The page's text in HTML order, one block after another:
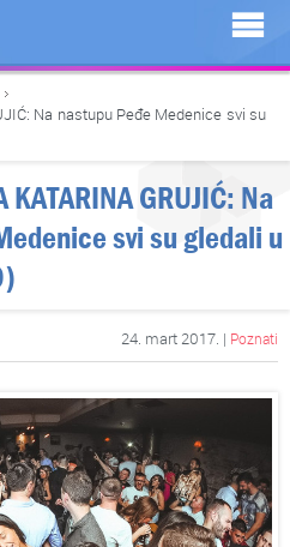
Na nastupu Peđe Medenice svi su
KATARINA GRUJIĆ: Na
svi su gledali u
24. mart 2017. | Poznati